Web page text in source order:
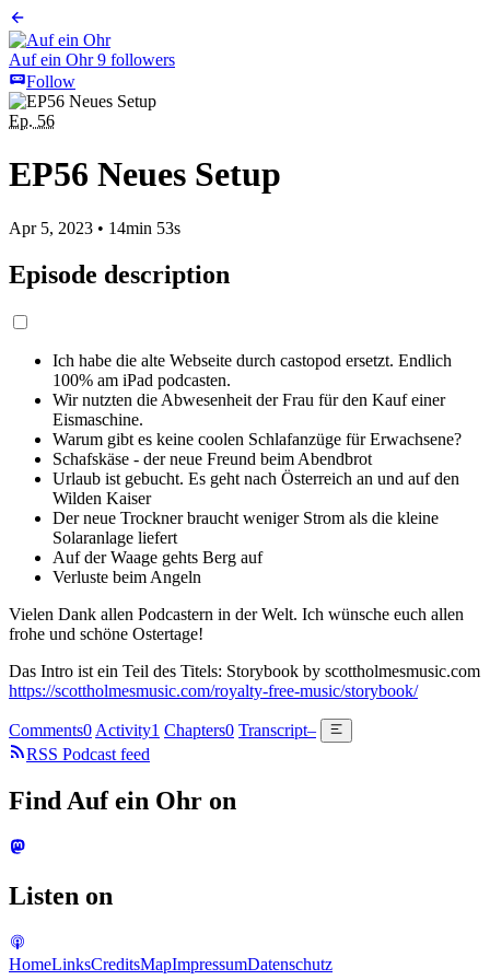
Auf ein Ohr 9 followers
Follow
Ep. 56
EP56 Neues Setup
Apr 5, 2023 • 14min 53s
Episode description
Ich habe die alte Webseite durch castopod ersetzt. Endlich
100% am iPad podcasten.
Wir nutzten die Abwesenheit der Frau für den Kauf einer
Eismaschine.
Warum gibt es keine coolen Schlafanzüge für Erwachsene?
Schafskäse - der neue Freund beim Abendbrot
Urlaub ist gebucht. Es geht nach Österreich an und auf den
Wilden Kaiser
Der neue Trockner braucht weniger Strom als die kleine
Solaranlage liefert
Auf der Waage gehts Berg auf
Verluste beim Angeln
Vielen Dank allen Podcastern in der Welt. Ich wünsche euch allen
frohe und schöne Ostertage!
Das Intro ist ein Teil des Titels: Storybook by scottholmesmusic.com
https://scottholmesmusic.com/royalty-free-music/storybook/
Comments0 Activity1 Chapters0 Transcript–
RSS Podcast feed
Find Auf ein Ohr on
Listen on
HomeLinksCreditsMapImpressumDatenschutz